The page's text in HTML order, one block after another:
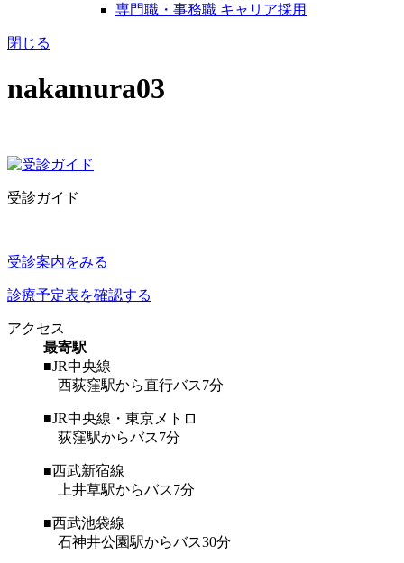
専門職・事務職 キャリア採用
閉じる
nakamura03
受診ガイド
受診案内をみる
診療予定表を確認する
アクセス
最寄駅
■JR中央線
西荻窪駅から直行バス7分
■JR中央線・東京メトロ
荻窪駅からバス7分
■西武新宿線
上井草駅からバス7分
■西武池袋線
石神井公園駅からバス30分